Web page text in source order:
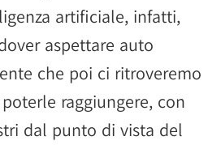
artificiale, infatti,
aspettare auto
che poi ci ritroveremo
raggiungere, con
dal punto di vista del